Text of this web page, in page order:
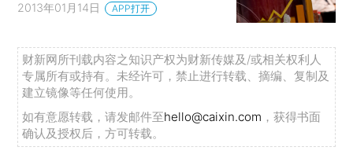
2013年01月14日 APP打开
财新网所刊载内容之知识产权为财新传媒及/或相关权利人
专属所有或持有。未经许可，禁止进行转载、摘编、复制及
建立镜像等任何使用。
如有意愿转载，请发邮件至hello@caixin.com ，获得书面
确认及授权后，方可转载。